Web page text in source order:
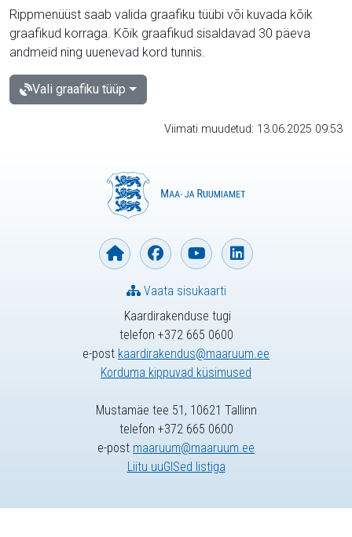
Rippmenüüst saab valida graafiku tüübi või kuvada kõik
graafikud korraga. Kõik graafikud sisaldavad 30 päeva
andmeid ning uuenevad kord tunnis.
Vali graafiku tüüp
Viimati muudetud: 13.06.2025 09:53
Kaardirakenduse tugi
telefon +372 665 0600
e-post kaardirakendus@maaruum.ee
Korduma kippuvad küsimused
Vaata sisukaarti
Mustamäe tee 51, 10621 Tallinn
telefon +372 665 0600
e-post maaruum@maaruum.ee
Liitu uuGISed listiga